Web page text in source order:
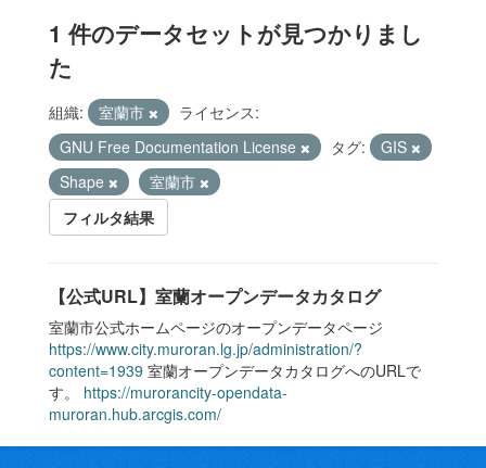
1 件のデータセットが見つかりまし
た
組織: 室蘭市
ライセンス:
GNU Free Documentation License
タグ:
GIS
Shape
室蘭市
フィルタ結果
【公式URL】室蘭オープンデータカタログ
室蘭市公式ホームページのオープンデータページ
https://www.city.muroran.lg.jp/administration/?
content=1939 室蘭オープンデータカタログへのURLで
す。 https://murorancity-opendata-
muroran.hub.arcgis.com/